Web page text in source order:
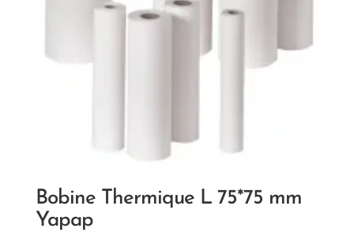
Bobine Thermique L 75*75 mm
Yapap